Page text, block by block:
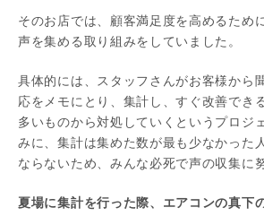
そのお店では、顧客満足度を高めるため
声を集める取り組みをしていました。
具体的には、スタッフさんがお客様から
応をメモにとり、集計し、すぐ改善でき
多いものから対処していくというプロジ
みに、集計は集めた数が最も少なかった
ならないため、みんな必死で声の収集に
夏場に集計を行った際、エアコンの真下